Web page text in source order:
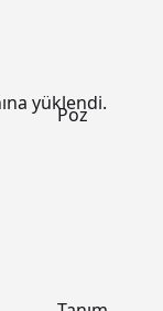
yüklendi.
Poz